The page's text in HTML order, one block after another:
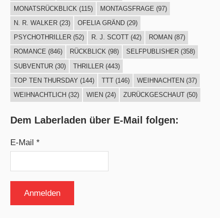
MONATSRÜCKBLICK (115) MONTAGSFRAGE (97)
N. R. WALKER(23) OFELIA GRÄND(29)
PSYCHOTHRILLER(52) R. J. SCOTT(42) ROMAN (87)
ROMANCE (846) RÜCKBLICK(98) SELFPUBLISHER(358)
SUBVENTUR(30) THRILLER(443)
TOP TEN THURSDAY (144) TTT(146) WEIHNACHTEN (37)
WEIHNACHTLICH (32) WIEN (24) ZURÜCKGESCHAUT(50)
Dem Laberladen über E-Mail folgen:
E-Mail *